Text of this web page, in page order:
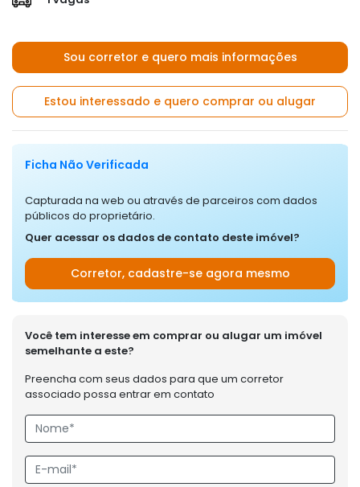
Sou corretor e quero mais informações
Estou interessado e quero comprar ou alugar
Ficha Não Verificada
Capturada na web ou através de parceiros com dados
públicos do proprietário.
Quer acessar os dados de contato deste imóvel?
Corretor, cadastre-se agora mesmo
Você tem interesse em comprar ou alugar um imóvel
semelhante a este?
Preencha com seus dados para que um corretor
associado possa entrar em contato